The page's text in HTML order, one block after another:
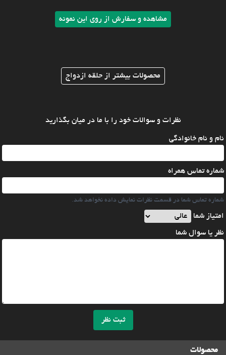
مشاهده و سفارش از روی این نمونه
محصولات بیشتر از حلقه ازدواج
نظرات و سوالات خود را با ما در میان بگذارید
نام و نام خانوادگی
شماره تماس همراه
شماره تماس شما در قسمت نظرات نمایش داده نخواهد شد.
امتیاز شما
نظر یا سوال شما
ثبت نظر
محصولات